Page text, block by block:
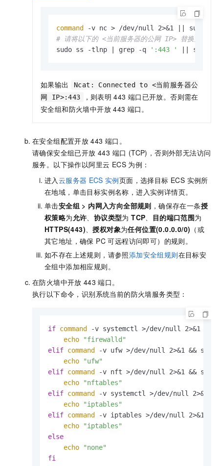
command
# 请将以下的 <当前服务器的公网 IP> 替换为当前
sudo ss -tlnp | grep -q
':443 ' || sudo
如果输出
Ncat: Connected to <当前服务器公
网 IP>:443
，则表明 443 端口已开放。否则需在
安全组和防火墙中开放 443 端口。
在安全组配置开放 443 端口。
请确保安全组已开放 443 端口 (TCP)，否则外部无法访问
服务。以下操作以阿里云 ECS 为例：
进入 云服务器 ECS 实例页面，选择目标 ECS 实例所
在地域，单击目标实例名称，进入实例详情页。
单击安全组 > 内网入方向全部规则 ，确保存在一条授
权策略为允许 协议类型为TCP 目的端口范围为
HTTPS(443) 、授权对象为任何位置(0.0.0.0/0) （或
其它地址，确保 PC 可远程访问即可）的规则。
如不存在上述规则，请参照添加安全组规则在目标安
全组中添加相应规则。
在防火墙中开放 443 端口。
执行以下命令，识别系统当前的防火墙服务类型：
if command
-v systemctl >/dev/null 2>&1
echo
"firewalld"
elif command
-v ufw >/dev/null 2>&1 &&
echo
"ufw"
elif command
-v nft >/dev/null 2>&1 &&
echo
"nftables"
elif command
-v systemctl >/dev/null 2>&1
echo
"iptables"
elif command
-v iptables >/dev/null 2>&1
echo
"iptables"
else
echo
"none"
fi